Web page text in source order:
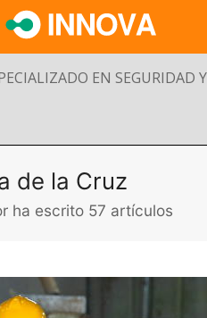
EN SEGURIDAD
de la Cruz
ha escrito 57 artículos